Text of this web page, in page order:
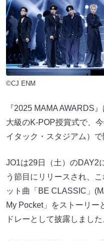
©CJ ENM
『2025 MAMA AWARDS
大級のK-POP授賞式で、
イタック・スタジアム）で
JO1は29日（土）のDAY2
う節目にリリースされ、
ット曲「BE CLASSIC」
My Pocket」をストーリー
ドレーとして披露しました